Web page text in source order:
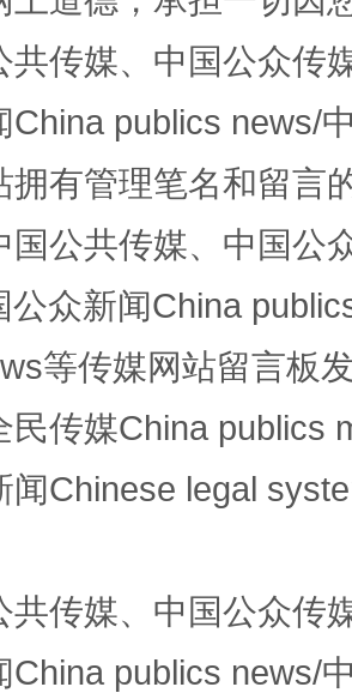
游的“隐身衣”
共传媒、中国公众传
China publics news/
拥有管理笔名和留言
国公共传媒、中国公
公众新闻China
等传媒网站留言板
民传媒China publics
闻Chinese legal
共传媒、中国公众传
China publics news/